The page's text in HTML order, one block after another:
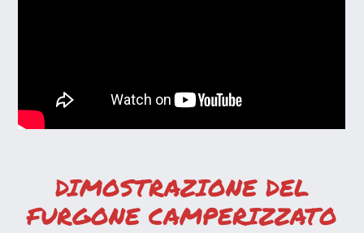
DIMOSTRAZIONE DEL
FURGONE CAMPERIZZATO